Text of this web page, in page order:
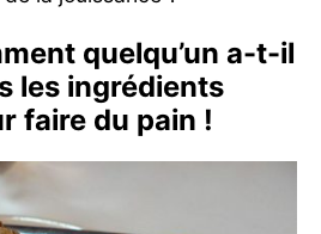
quelqu’un a-t-il
les ingrédients
faire du pain !